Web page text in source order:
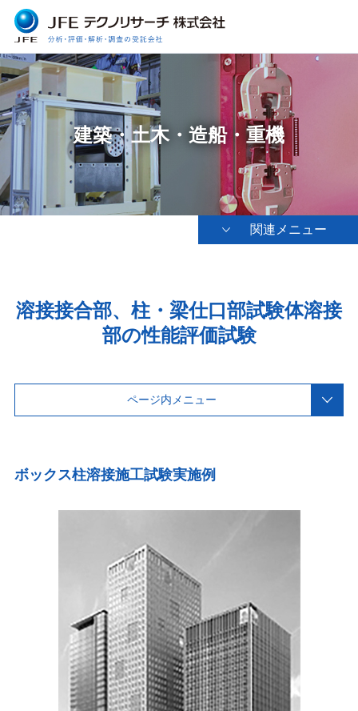
建築・土木・造船・重機
関連メニュー
溶接接合部、柱・梁仕口部試験体溶接
部の性能評価試験
ページ内メニュー
ボックス柱溶接施工試験実施例